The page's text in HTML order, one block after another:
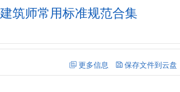
建筑师常用标准规范合集